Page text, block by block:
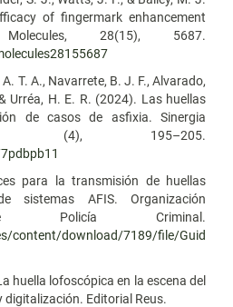
of fingermark enhancement
28(15), 5687.
T. A., Navarrete, B. J. F., Alvarado,
Urréa, H. E. R. (2024). Las huellas
de casos de asfixia. Sinergia
7 (4), 195–205.
para la transmisión de huellas
AFIS. Organización
Policía Criminal.
content/download/7189/file/Guid
huella lofoscópica en la escena del
digitalización. Editorial Reus.